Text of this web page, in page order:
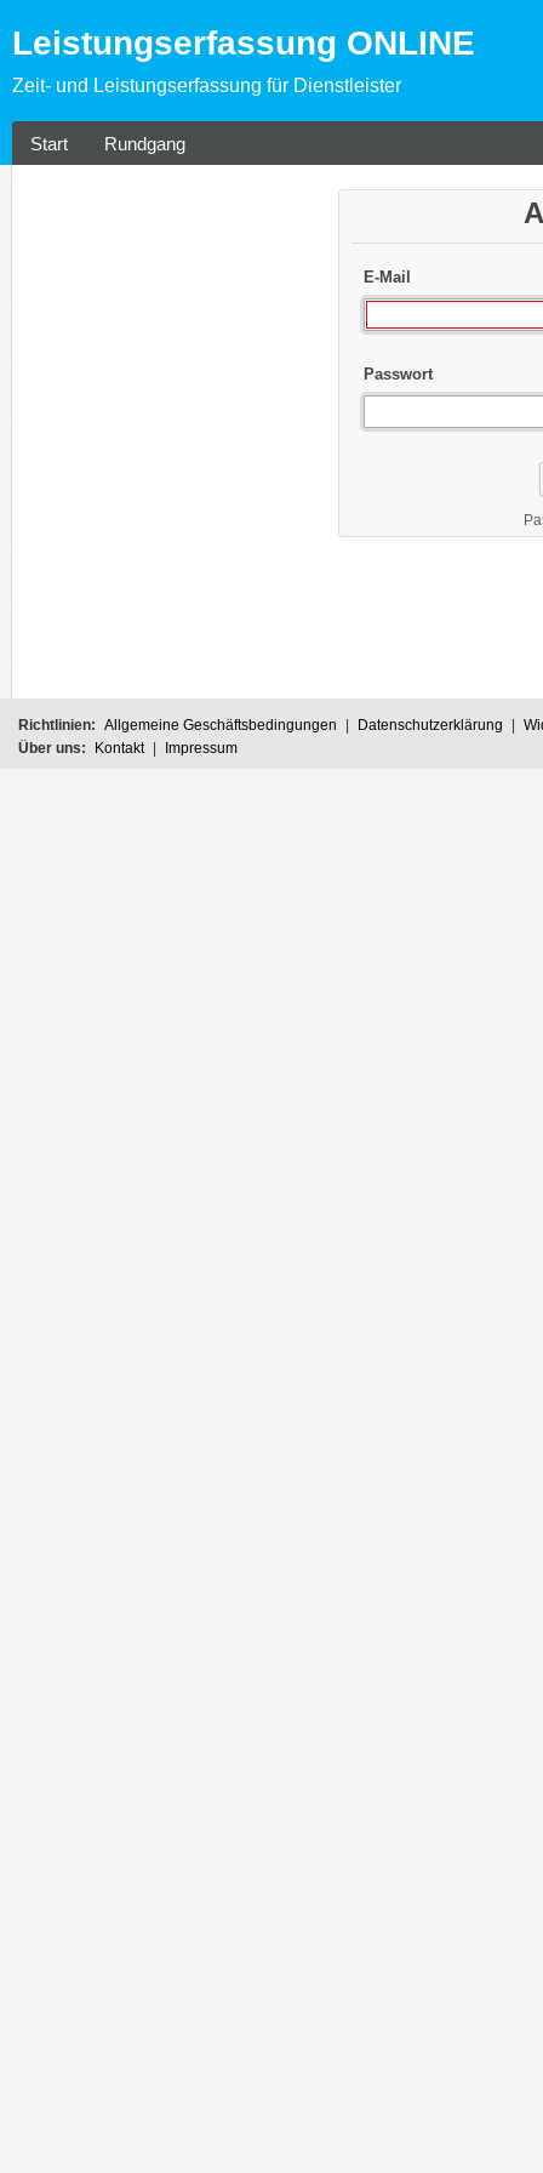
Leistungserfassung ONLINE
Zeit- und Leistungserfassung für Dienstleister
Start Rundgang
E-Mail
Passwort
Richtlinien: Allgemeine Geschäftsbedingungen Datenschutzerklärung
Über uns:
Kontakt Impressum